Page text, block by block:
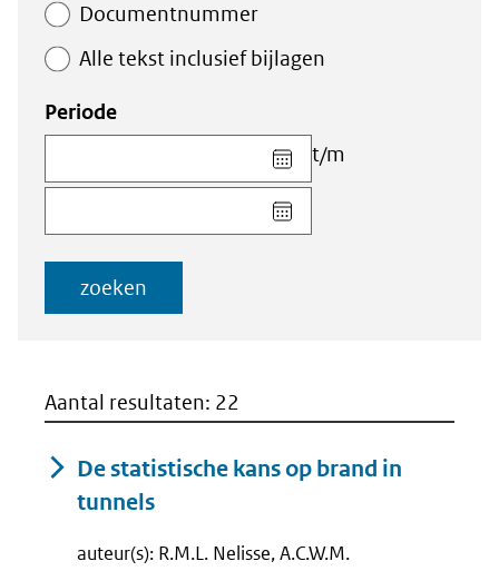
Documentnummer
Alle tekst inclusief bijlagen
Periode
Kies
datum
voor
veld
t/m
Kies
datum
zoeken
Aantal resultaten: 22
De statistische kans op brand in
tunnels
auteur(s): R.M.L. Nelisse, A.C.W.M.